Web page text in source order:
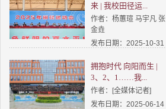
来 | 我校田径运...
作者：杨蕙瑄 马宇凡 张
金垚
发布日期：2025-10-31
拥抱时代 向阳而生 |
3、2、1……我...
作者：[全媒体记者]
发布日期：2025-06-14